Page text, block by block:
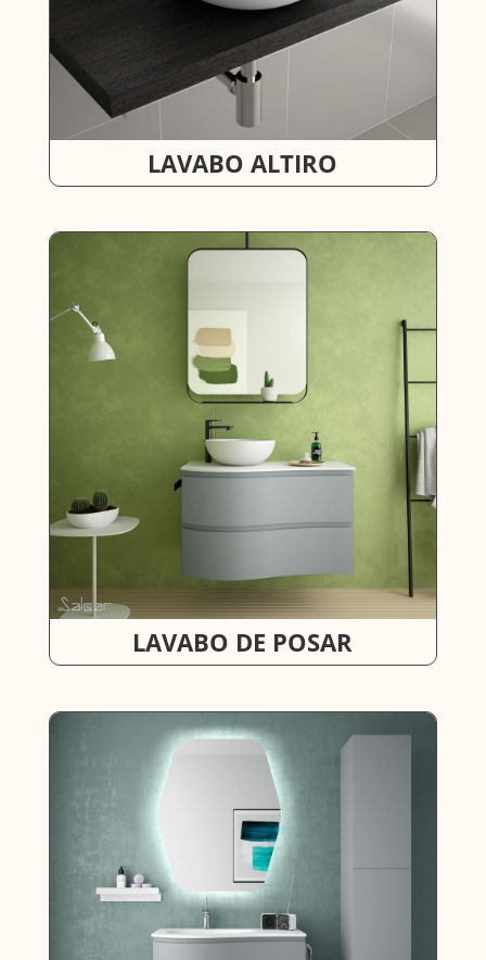
LAVABO ALTIRO
LAVABO DE POSAR